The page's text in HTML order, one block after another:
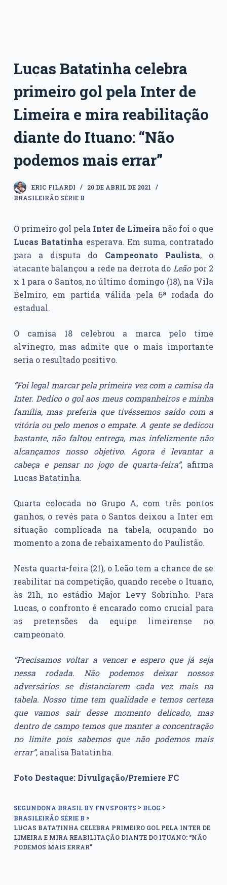
Lucas Batatinha celebra
primeiro gol pela Inter de
Limeira e mira reabilitação
diante do Ituano: “Não
podemos mais errar”
ERIC FILARDI
20 DE ABRIL DE 2021
BRASILEIRÃO SÉRIE B
O primeiro gol pela Inter de Limeira não foi o que
Lucas Batatinha esperava. Em suma, contratado
para a disputa do Campeonato Paulista, o
atacante balançou a rede na derrota do Leãopor 2
x 1 para o Santos, no último domingo (18), na Vila
Belmiro, em partida válida pela 6ª rodada do
estadual.
O camisa 18 celebrou a marca pelo time
alvinegro, mas admite que o mais importante
seria o resultado positivo.
“Foi legal marcar pela primeira vez com a camisa da
Inter. Dedico o gol aos meus companheiros e minha
família, mas preferia que tivéssemos saído com a
vitória ou pelo menos o empate. A gente se dedicou
bastante, não faltou entrega, mas infelizmente não
alcançamos nosso objetivo. Agora é levantar a
cabeça e pensar no jogo de quarta-feira”, afirma
Lucas Batatinha.
Quarta colocada no Grupo A, com três pontos
ganhos, o revés para o Santos deixou a Inter em
situação complicada na tabela, ocupando no
momento a zona de rebaixamento do Paulistão.
Nesta quarta-feira (21), o Leão tem a chance de se
reabilitar na competição, quando recebe o Ituano,
às 21h, no estádio Major Levy Sobrinho. Para
Lucas, o confronto é encarado como crucial para
as pretensões da equipe limeirense no
campeonato.
“Precisamos voltar a vencer e espero que já seja
nessa rodada. Não podemos deixar nossos
adversários se distanciarem cada vez mais na
tabela. Nosso time tem qualidade e temos certeza
que vamos sair desse momento delicado, mas
dentro de campo temos que manter a concentração
no limite pois sabemos que não podemos mais
errar”, analisa Batatinha.
Foto Destaque: Divulgação/Premiere FC
SEGUNDONA BRASIL BY FNVSPORTS > BLOG >
BRASILEIRÃO SÉRIE B >
LUCAS BATATINHA CELEBRA PRIMEIRO GOL PELA INTER DE
LIMEIRA E MIRA REABILITAÇÃO DIANTE DO ITUANO: “NÃO
PODEMOS MAIS ERRAR”